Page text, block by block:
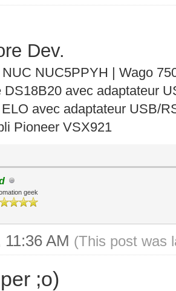
Dev.
NUC5PPYH | Wago
DS18B20 avec adaptateur
avec adaptateur USB/
Pioneer VSX921
geek
AM (This post was
;o)